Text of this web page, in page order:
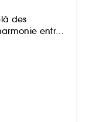
des
entre